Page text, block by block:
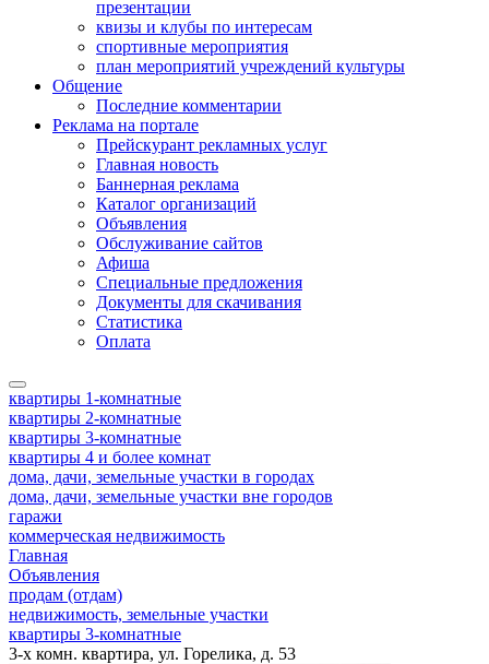
презентации
квизы и клубы по интересам
спортивные мероприятия
план мероприятий учреждений культуры
Общение
Последние комментарии
Реклама на портале
Прейскурант рекламных услуг
Главная новость
Баннерная реклама
Каталог организаций
Объявления
Обслуживание сайтов
Афиша
Специальные предложения
Документы для скачивания
Статистика
Оплата
квартиры 1-комнатные
квартиры 2-комнатные
квартиры 3-комнатные
квартиры 4 и более комнат
дома, дачи, земельные участки в городах
дома, дачи, земельные участки вне городов
гаражи
коммерческая недвижимость
Главная
Объявления
продам (отдам)
недвижимость, земельные участки
квартиры 3-комнатные
3-х комн. квартира, ул. Горелика, д. 53